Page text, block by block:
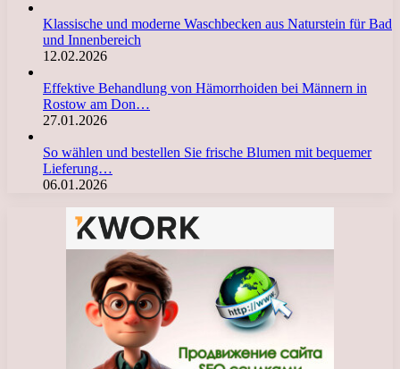
Klassische und moderne Waschbecken aus Naturstein für Bad
und Innenbereich
12.02.2026
Effektive Behandlung von Hämorrhoiden bei Männern in
Rostow am Don…
27.01.2026
So wählen und bestellen Sie frische Blumen mit bequemer
Lieferung…
06.01.2026